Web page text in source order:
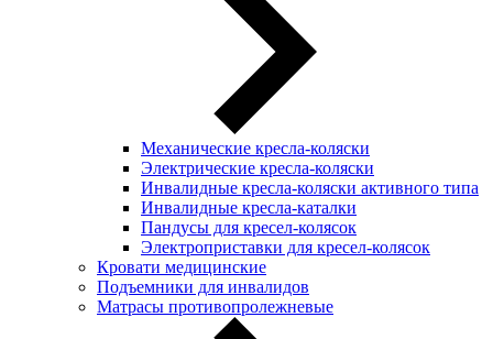
Механические кресла-коляски
Электрические кресла-коляски
Инвалидные кресла-коляски активного типа
Инвалидные кресла-каталки
Пандусы для кресел-колясок
Электроприставки для кресел-колясок
Кровати медицинские
Подъемники для инвалидов
Матрасы противопролежневые